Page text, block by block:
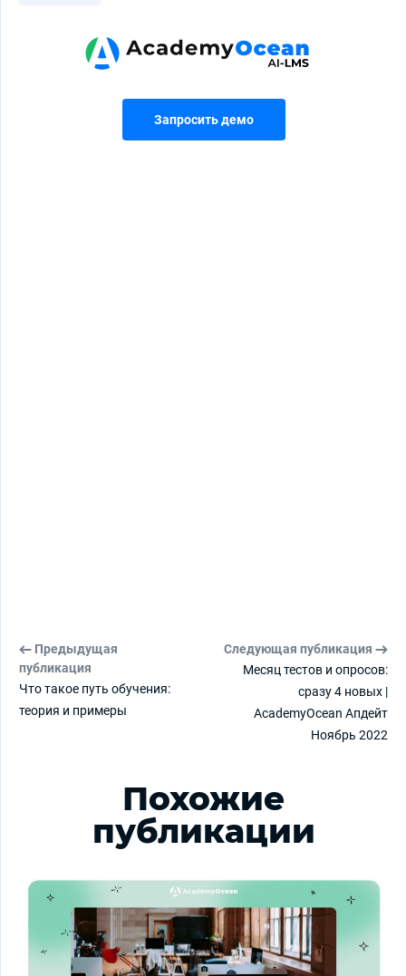
Запросить демо
Предыдущая
публикация
Что такое путь обучения:
теория и примеры
Следующая публикация
Месяц тестов и опросов:
сразу 4 новых |
AcademyOcean Апдейт
Ноябрь 2022
Похожие
публикации